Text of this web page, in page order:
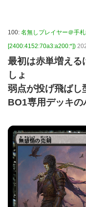
100: 名無しプレイヤー＠手
[2400:4152:70a3:a200:*])
最初は赤単増える
しょ
弱点が投げ飛ばし
BO1専用デッキ